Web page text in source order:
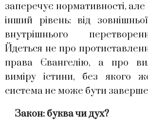
заперечує нормативності, але
інший рівень: від
внутрішнього
Йдеться не про
права Євангелію, а про
виміру істини, без якого
система не може бути
Закон: буква чи дух?